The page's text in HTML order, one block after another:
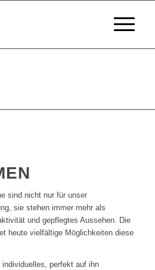
sind nicht nur für unser
sie stehen immer mehr als
und gepflegtes Aussehen. Die
heute vielfältige Möglichkeiten diese
perfekt auf ihn